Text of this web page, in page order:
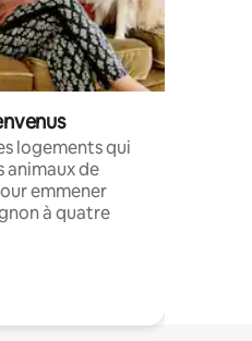
logements qui
de
emmener
à quatre